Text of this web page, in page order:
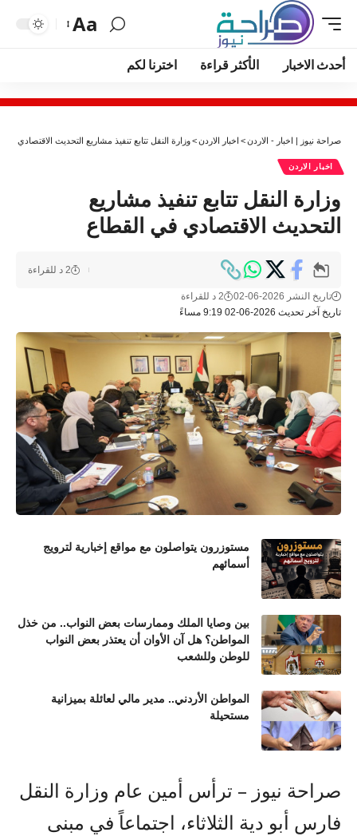
Aa
أحدث الاخبار الأكثر قراءة اخترنا لكم
صراحة نيوز | اخبار - الاردن> اخبار الاردن>وزارة النقل تتابع تنفيذ مشاريع التحديث الاقتصادي في
اخبار الاردن
وزارة النقل تتابع تنفيذ مشاريع
التحديث الاقتصادي في القطاع
تاريخ آخر تحديث 2026-06-02 9:19 مساءً
تاريخ النشر 2026-06-02 2 د للقراءة
2 د للقراءة
مستوزرون يتواصلون مع مواقع إخبارية لترويج
أسمائهم
بين وصايا الملك وممارسات بعض النواب.. من خذل
المواطن؟ هل آن الأوان أن يعتذر بعض النواب
للوطن وللشعب
المواطن الأردني.. مدير مالي لعائلة بميزانية
مستحيلة
صراحة نيوز – ترأس أمين عام وزارة النقل
فارس أبو دية الثلاثاء، اجتماعاً في مبنى